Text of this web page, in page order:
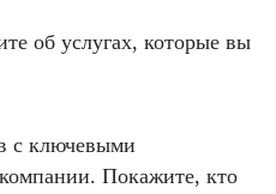
об услугах, которые вы
с ключевыми
Покажите, кто